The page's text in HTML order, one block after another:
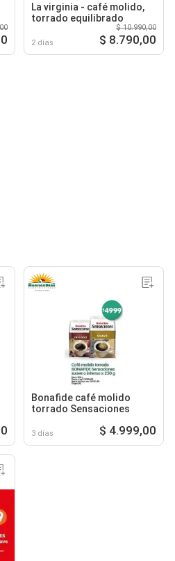
La virginia - café molido,
torrado equilibrado
2 días
$ 10.990,00
$ 8.790,00
Bonafide café molido
torrado Sensaciones
3 días $ 4.999,00